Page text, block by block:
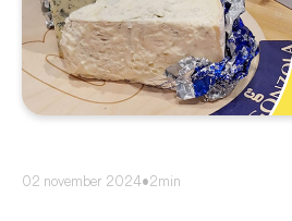
02 november 2024•2min